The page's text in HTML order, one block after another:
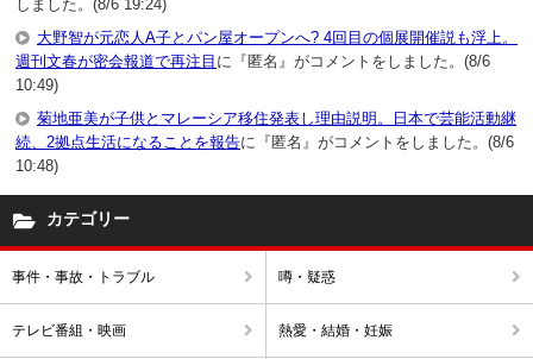
しました。(8/6 19:24)
大野智が元恋人A子とパン屋オープンへ? 4回目の個展開催説も浮上。
週刊文春が密会報道で再注目 に『匿名』がコメントをしました。(8/6
10:49)
菊地亜美が子供とマレーシア移住発表し理由説明。日本で芸能活動継
続、2拠点生活になることを報告に『匿名』がコメントをしました。(8/6
10:48)
カテゴリー
事件・事故・トラブル 噂・疑惑
テレビ番組・映画 熱愛・結婚・妊娠